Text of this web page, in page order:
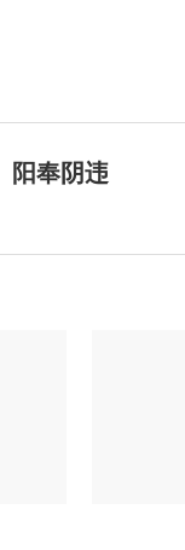
阳奉阴违